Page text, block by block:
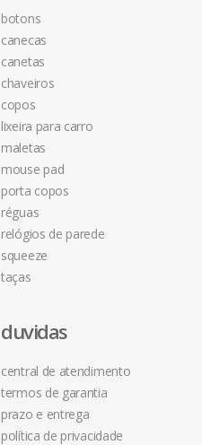
botons
canecas
canetas
chaveiros
copos
lixeira para carro
maletas
mouse pad
porta copos
réguas
relógios de parede
squeeze
taças
duvidas
central de atendimento
termos de garantia
prazo e entrega
política de privacidade